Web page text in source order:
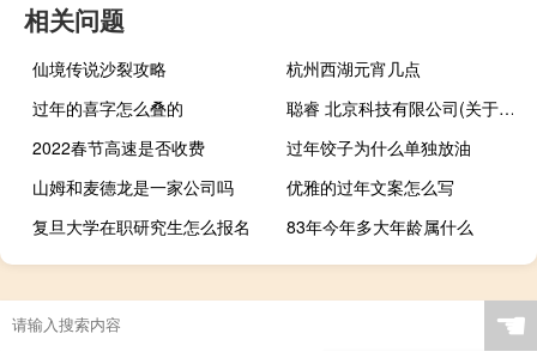
相关问题
仙境传说沙裂攻略
杭州西湖元宵几点
过年的喜字怎么叠的
聪睿 北京科技有限公司(关于聪睿 北京科技有限公司简述)
2022春节高速是否收费
过年饺子为什么单独放油
山姆和麦德龙是一家公司吗
优雅的过年文案怎么写
复旦大学在职研究生怎么报名
83年今年多大年龄属什么
☚